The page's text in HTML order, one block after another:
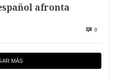
afronta
0
MÁS